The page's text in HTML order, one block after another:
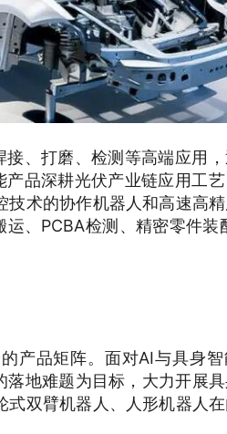
、打磨、检测等高端应用
品深耕光伏产业链应用工
术的协作机器人和高速高
、PCBA检测、精密零件装
产品矩阵。面对AI与具身智
落地难题为目标，大力开展
双臂机器人、人形机器人